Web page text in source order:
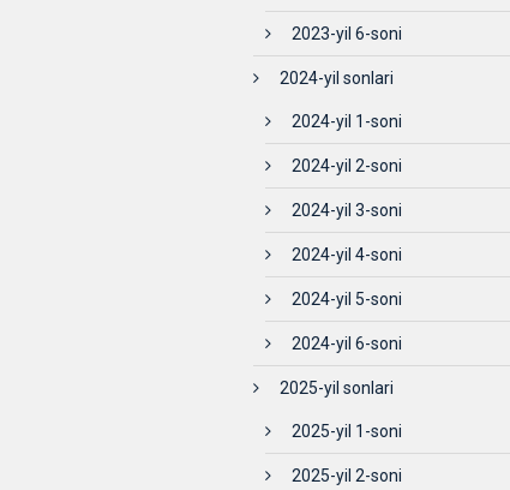
2023-yil 6-soni
2024-yil sonlari
2024-yil 1-soni
2024-yil 2-soni
2024-yil 3-soni
2024-yil 4-soni
2024-yil 5-soni
2024-yil 6-soni
2025-yil sonlari
2025-yil 1-soni
2025-yil 2-soni